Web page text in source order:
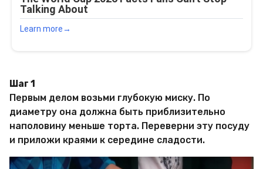
Шаг 1
Первым делом возьми глубокую миску. По
диаметру она должна быть приблизительно
наполовину меньше торта. Переверни эту посуду
и приложи краями к середине сладости.